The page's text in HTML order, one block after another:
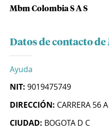
Mbm Colombia S A S
Datos de contacto de
Ayuda
NIT: 9019475749
DIRECCIÓN: CARRERA 56
CIUDAD: BOGOTA D C